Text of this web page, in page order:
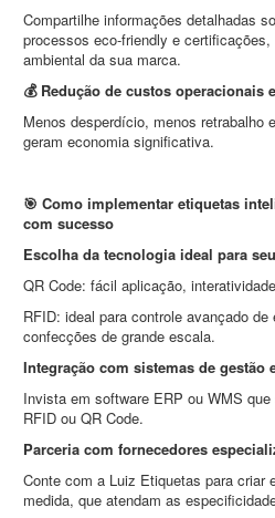
Compartilhe informações detalhadas
processos eco-friendly e
ambiental da sua marca.
💰 Redução de custos operacionais
Menos desperdício, menos retrabalho
geram economia significativa.
🎯 Como implementar etiquetas
com sucesso
Escolha da tecnologia ideal para
QR Code: fácil aplicação,
RFID: ideal para controle avançado
confecções de grande escala.
Integração com sistemas de gestão
Invista em software ERP ou WMS
RFID ou QR Code.
Parceria com fornecedores
Conte com a Luiz Etiquetas para criar
medida, que atendam as